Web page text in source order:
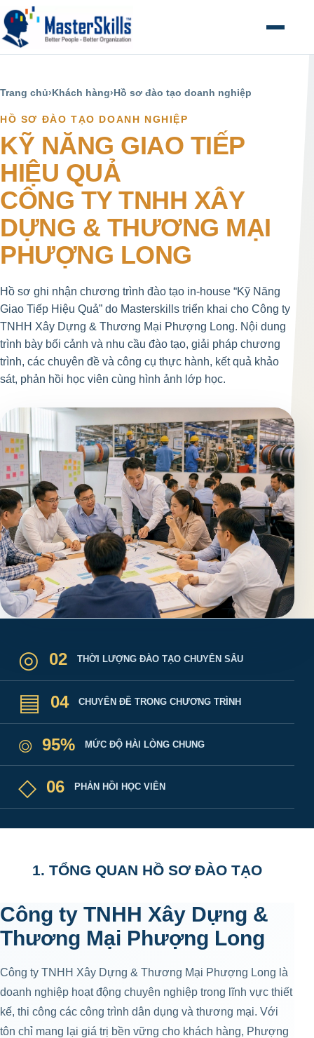
Mở menu
Trang chủ›Khách hàng›Hồ sơ đào tạo doanh nghiệp
HỒ SƠ ĐÀO TẠO DOANH NGHIỆP
KỸ NĂNG GIAO TIẾP
HIỆU QUẢ
CÔNG TY TNHH XÂY
DỰNG & THƯƠNG MẠI
PHƯỢNG LONG
Hồ sơ ghi nhận chương trình đào tạo in-house “Kỹ Năng
Giao Tiếp Hiệu Quả” do Masterskills triển khai cho Công ty
TNHH Xây Dựng & Thương Mại Phượng Long. Nội dung
trình bày bối cảnh và nhu cầu đào tạo, giải pháp chương
trình, các chuyên đề và công cụ thực hành, kết quả khảo
sát, phản hồi học viên cùng hình ảnh lớp học.
◎ 02 THỜI LƯỢNG ĐÀO TẠO CHUYÊN SÂU
▤ 04 CHUYÊN ĐỀ TRONG CHƯƠNG TRÌNH
⌾ 95% MỨC ĐỘ HÀI LÒNG CHUNG
◇ 06 PHẢN HỒI HỌC VIÊN
1. TỔNG QUAN HỒ SƠ ĐÀO TẠO
Công ty TNHH Xây Dựng &
Thương Mại Phượng Long
Công ty TNHH Xây Dựng & Thương Mại Phượng Long là
doanh nghiệp hoạt động chuyên nghiệp trong lĩnh vực thiết
kế, thi công các công trình dân dụng và thương mại. Với
tôn chỉ mang lại giá trị bền vững cho khách hàng, Phượng